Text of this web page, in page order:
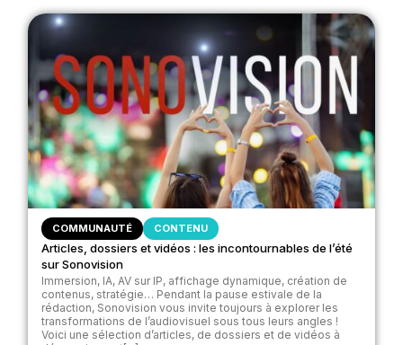
COMMUNAUTÉ CONTENU
Articles, dossiers et vidéos : les incontournables de l’été
sur Sonovision
Immersion, IA, AV sur IP, affichage dynamique, création de
contenus, stratégie… Pendant la pause estivale de la
rédaction, Sonovision vous invite toujours à explorer les
transformations de l’audiovisuel sous tous leurs angles !
Voici une sélection d’articles, de dossiers et de vidéos à